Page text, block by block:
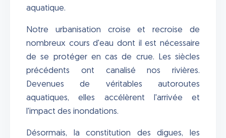
aquatique.
Notre urbanisation croise et recroise de
nombreux cours d'eau dont il est nécessaire
de se protéger en cas de crue. Les siècles
précédents ont canalisé nos rivières.
Devenues de véritables autoroutes
aquatiques, elles accélèrent l'arrivée et
l'impact des inondations.
Désormais, la constitution des digues, les